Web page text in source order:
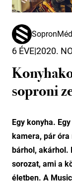
6 ÉVE|2020.
soproni
Egy konyha.
kamera, pár óra
bárhol, akárhol.
sorozat, ami a
életben. A